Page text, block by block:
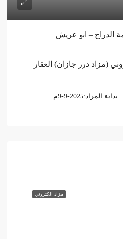
(مزاد درر جازان) العقار
بداية المزاد:9-9-2025م
مزاد الكتروني